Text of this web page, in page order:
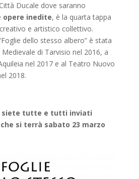
Ducale dove saranno
opere inedite, è la quarta tappa
e artistico collettivo.
dello stesso albero” è stata
di Tarvisio nel 2016, a
nel 2017 e al Teatro Nuovo
2018.
siete tutte e tutti inviati
si terrà sabato 23 marzo